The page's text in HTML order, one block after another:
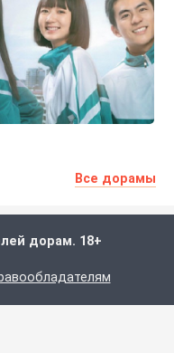
Все дорамы
дорам. 18+